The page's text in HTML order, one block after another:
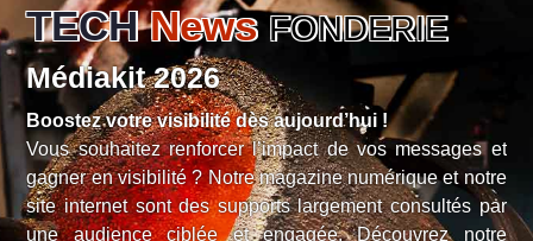
TECHNews FONDERIE
Médiakit 2026
Boostez votre visibilité dès aujourd’hui !
Vous souhaitez renforcer l’impact de vos messages et
gagner en visibilité ? Notre magazine numérique et notre
site internet sont des supports largement consultés par
une audience ciblée et engagée. Découvrez notre